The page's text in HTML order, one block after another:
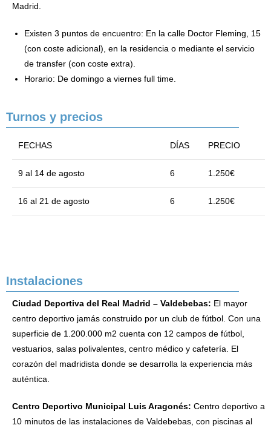
Madrid.
Existen 3 puntos de encuentro: En la calle Doctor Fleming, 15
(con coste adicional), en la residencia o mediante el servicio
de transfer (con coste extra).
Horario: De domingo a viernes full time.
Turnos y precios
FECHAS DÍAS PRECIO
9 al 14 de agosto 6 1.250€
16 al 21 de agosto 6 1.250€
Instalaciones
Ciudad Deportiva del Real Madrid – Valdebebas: El mayor
centro deportivo jamás construido por un club de fútbol. Con una
superficie de 1.200.000 m2 cuenta con 12 campos de fútbol,
vestuarios, salas polivalentes, centro médico y cafetería. El
corazón del madridista donde se desarrolla la experiencia más
auténtica.
Centro Deportivo Municipal Luis Aragonés: Centro deportivo a
10 minutos de las instalaciones de Valdebebas, con piscinas al